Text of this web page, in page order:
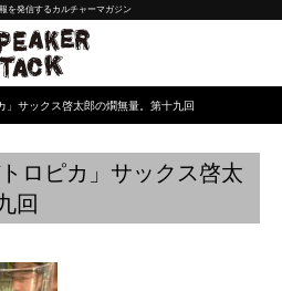
を発信するカルチャーマガジン
」サックス啓太郎の燗無量。第十九回
ロピカ」サックス啓太
回